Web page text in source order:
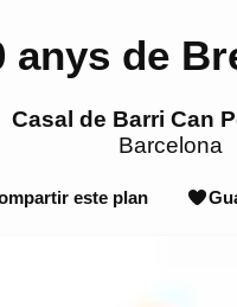
anys de
Casal de Barri Can
Barcelona
este plan